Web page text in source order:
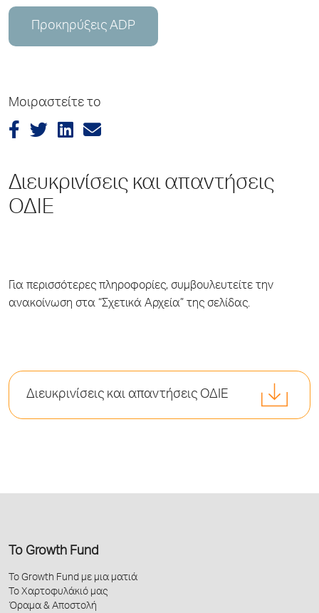
Προκηρύξεις ADP
Μοιραστείτε το
Διευκρινίσεις και απαντήσεις
ΟΔΙΕ
Για περισσότερες πληροφορίες, συμβουλευτείτε την
ανακοίνωση στα “Σχετικά Αρχεία” της σελίδας.
Διευκρινίσεις και απαντήσεις ΟΔΙΕ
Το Growth Fund
Το Growth Fund με μια ματιά
Το Χαρτοφυλάκιό μας
Όραμα & Αποστολή